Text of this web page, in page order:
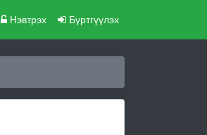
Нэвтрэх Бүртгүүлэх